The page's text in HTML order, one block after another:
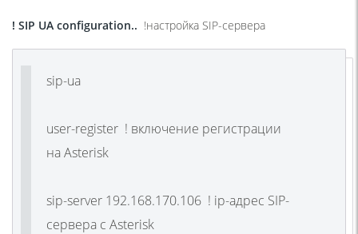
! SIP UA configuration.. !настройка SIP-сервера
sip-ua
user-register ! включение регистрации
на Asterisk
sip-server 192.168.170.106 ! ip-адрес SIP-
сервера c Asterisk